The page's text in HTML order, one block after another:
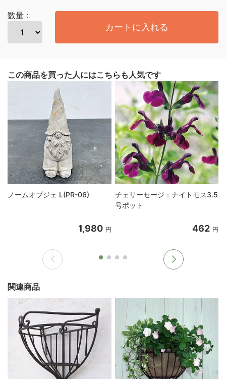
数量：
カートに入れる
この商品を買った人にはこちらも人気です
ノームオブジェ L(PR-06)
1,980 円
チェリーセージ：ナイトモス3.5
号ポット
462 円
関連商品